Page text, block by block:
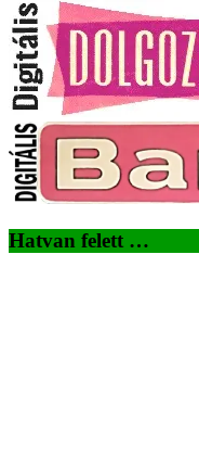
Hatvan felett …